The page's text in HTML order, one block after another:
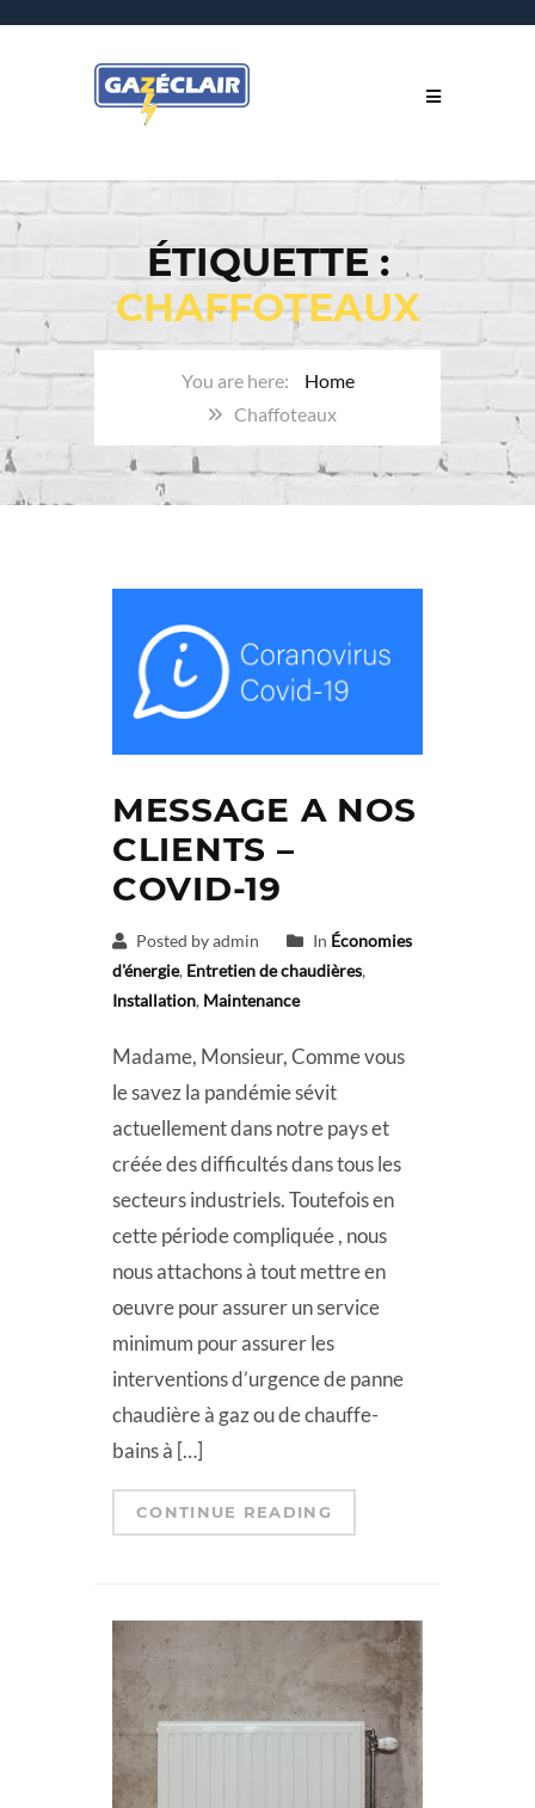
ÉTIQUETTE :
CHAFFOTEAUX
Home
Chaffoteaux
MESSAGE A NOS
CLIENTS –
COVID-19
Posted by admin In Économies
d'énergie, Entretien de chaudières,
Installation, Maintenance
Madame, Monsieur, Comme vous
le savez la pandémie sévit
actuellement dans notre pays et
créée des difficultés dans tous les
secteurs industriels. Toutefois en
cette période compliquée , nous
nous attachons à tout mettre en
oeuvre pour assurer un service
minimum pour assurer les
interventions d’urgence de panne
chaudière à gaz ou de chauffe-
bains à […]
CONTINUE READING